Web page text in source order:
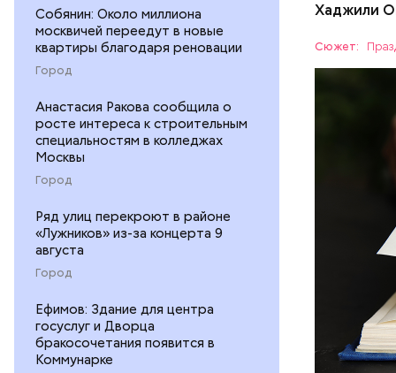
Собянин: Около миллиона
москвичей переедут в новые
квартиры благодаря реновации
Город
Анастасия Ракова сообщила о
росте интереса к строительным
специальностям в колледжах
Москвы
Город
Ряд улиц перекроют в районе
«Лужников» из-за концерта 9
августа
Город
Ефимов: Здание для центра
госуслуг и Дворца
бракосочетания появится в
Коммунарке
Хаджили
Сюжет:
В День
любимую